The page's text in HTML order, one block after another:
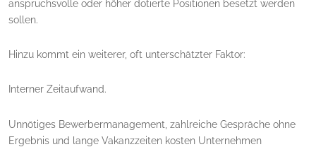
anspruchsvolle oder höher dotierte Positionen besetzt werden
sollen.
Hinzu kommt ein weiterer, oft unterschätzter Faktor:
Interner Zeitaufwand.
Unnötiges Bewerbermanagement, zahlreiche Gespräche ohne
Ergebnis und lange Vakanzzeiten kosten Unternehmen